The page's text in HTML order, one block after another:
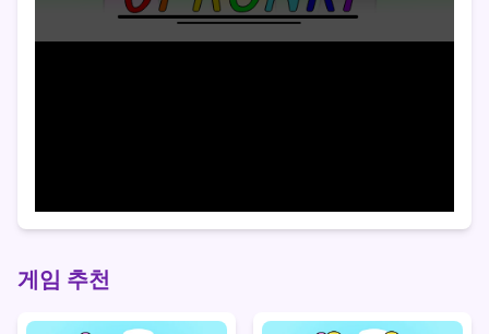
게임 추천